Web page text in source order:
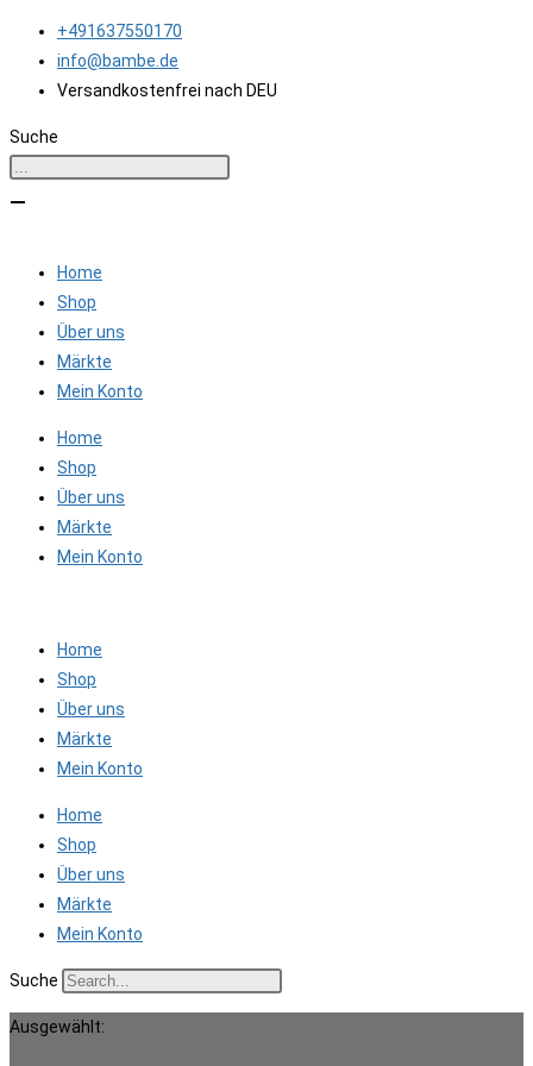
Zum
Inhalt
springen
+491637550170
info@bambe.de
Versandkostenfrei nach DEU
Suche
Home
Shop
Über uns
Märkte
Mein Konto
Home
Shop
Über uns
Märkte
Mein Konto
Home
Shop
Über uns
Märkte
Mein Konto
Home
Shop
Über uns
Märkte
Mein Konto
Suche
Ausgewählt: